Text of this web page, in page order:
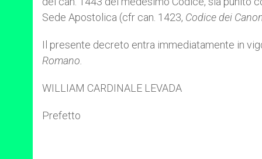
Sede Apostolica (cfr can. 1423, Codice dei
Il presente decreto entra immediatamente in
Romano.
WILLIAM CARDINALE LEVADA
Prefetto